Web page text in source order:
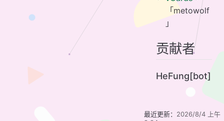
「metowolf
」
贡献者
HeFung[bot]
最近更新： 2026/8/4 上午